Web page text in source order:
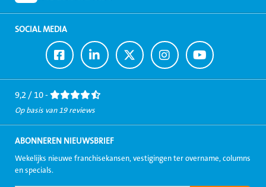
SOCIAL MEDIA
Ga
naar
Facebook
Ga
naar
LinkedIn
Ga
naar
Twitter
Ga
naar
Instagram
Ga
naar
Youtube
9,2 / 10 -
Op basis van 19 reviews
ABONNEREN NIEUWSBRIEF
Wekelijks nieuwe franchisekansen, vestigingen ter overname, columns
en specials.